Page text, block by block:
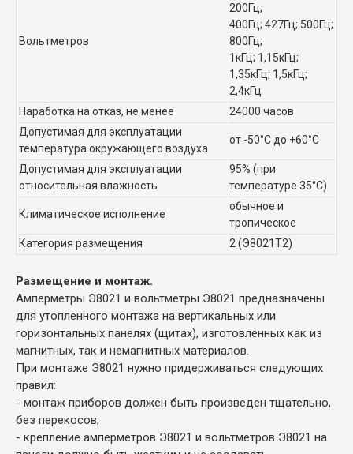
Вольтметров
200Гц;
400Гц; 427Гц; 500Гц;
800Гц;
1кГц; 1,15кГц;
1,35кГц; 1,5кГц;
2,4кГц
Наработка на отказ, не менее
24000 часов
Допустимая для эксплуатации
температура окружающего воздуха
от -50°С до +60°С
Допустимая для эксплуатации
относительная влажность
95% (при
температуре 35°С)
Климатическое исполнение
обычное и
тропическое
Категория размещения
2 (Э8021Т2)
Размещение и монтаж.
Амперметры Э8021 и вольтметры Э8021 предназначены
для утопленного монтажа на вертикальных или
горизонтальных панелях (щитах), изготовленных как из
магнитных, так и немагнитных материалов.
При монтаже Э8021 нужно придерживаться следующих
правил:
- монтаж приборов должен быть произведен тщательно,
без перекосов;
- крепление амперметров Э8021 и вольтметров Э8021 на